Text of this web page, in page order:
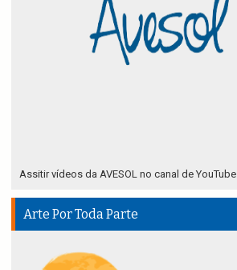
Assitir vídeos da AVESOL no canal de YouTube
Arte Por Toda Parte